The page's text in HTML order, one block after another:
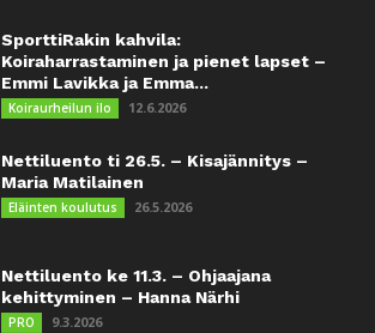
SporttiRakin kahvila:
Koiraharrastaminen ja pienet lapset –
Emmi Lavikka ja Emma...
Koiraurheilun ilo 12.6.2026
Nettiluento ti 26.5. – Kisajännitys –
Maria Matilainen
Eläinten koulutus 26.5.2026
Nettiluento ke 11.3. – Ohjaajana
kehittyminen – Hanna Närhi
PRO 9.3.2026